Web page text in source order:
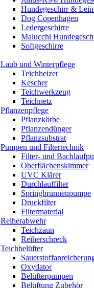
Hundegeschirr &
Dog Copenhagen
Ledergeschirre
Malucchi
Softgeschirre
Laub und Winterpflege
Teichheizer
Kescher
Teichwerkzeug
Teichnetz
Pflanzenpflege
Pflanzkörbe
Pflanzendünger
Pflanzsubstrat
Pumpen und Filtertechnik
Filter- und
Oberflächenskimmer
UVC Klärer
Durchlauffilter
Springbrunnenpumpe
Druckfilter
Filtermaterial
Reiherabwehr
Teichzaun
Reiherschreck
Teichbelüfter
Oxydator
Belüfterpumpen
Belüftung Zubehör